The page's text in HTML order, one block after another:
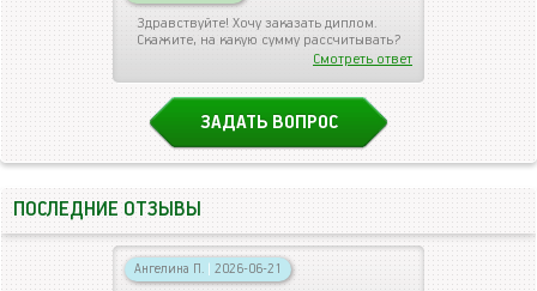
Здравствуйте! Хочу заказать диплом.
Скажите, на какую сумму рассчитывать?
Смотреть ответ
ЗАДАТЬ ВОПРОС
ПОСЛЕДНИЕ ОТЗЫВЫ
Ангелина П. | 2026-06-21